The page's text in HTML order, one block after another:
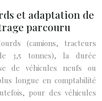
et adaptation de
parcouru
(camions, tracteurs
3,5 tonnes), la durée
de véhicules neufs ou
longue en comptabilité
pour des véhicules